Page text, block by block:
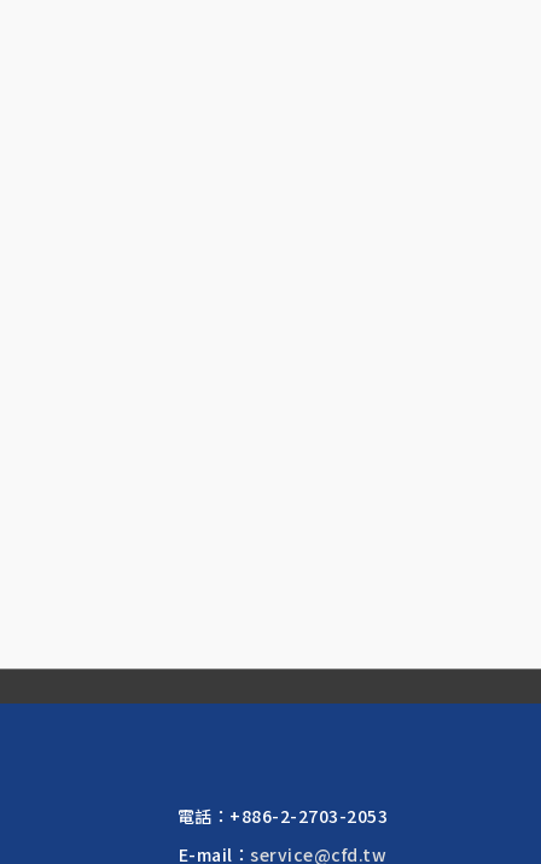
電話： +886-2-2703-2053
E-mail：service@cfd.tw